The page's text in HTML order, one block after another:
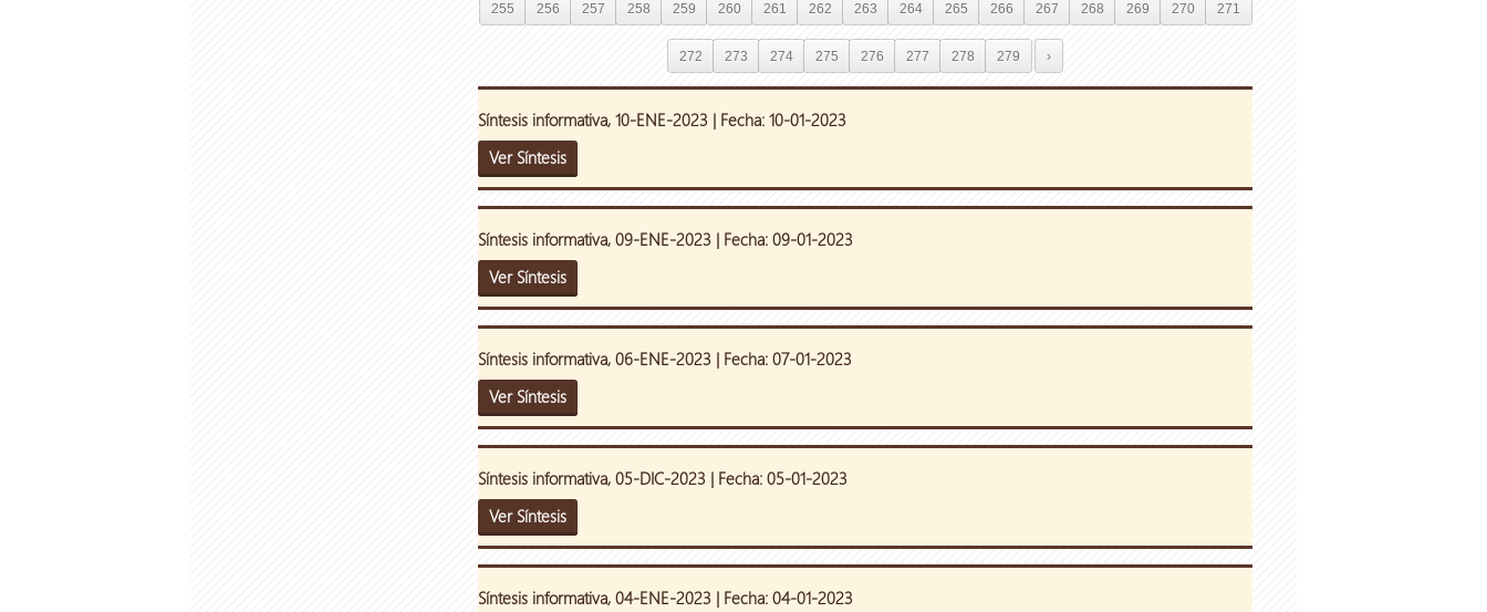
255 256 257 258 259 260 261 262 263 264 265 266 267 268 269 270 271
272 273 274 275 276 277 278 279 ›
Síntesis informativa, 10-ENE-2023 | Fecha: 10-01-2023
Ver Síntesis
Síntesis informativa, 09-ENE-2023 | Fecha: 09-01-2023
Ver Síntesis
Síntesis informativa, 06-ENE-2023 | Fecha: 07-01-2023
Ver Síntesis
Síntesis informativa, 05-DIC-2023 | Fecha: 05-01-2023
Ver Síntesis
Síntesis informativa, 04-ENE-2023 | Fecha: 04-01-2023